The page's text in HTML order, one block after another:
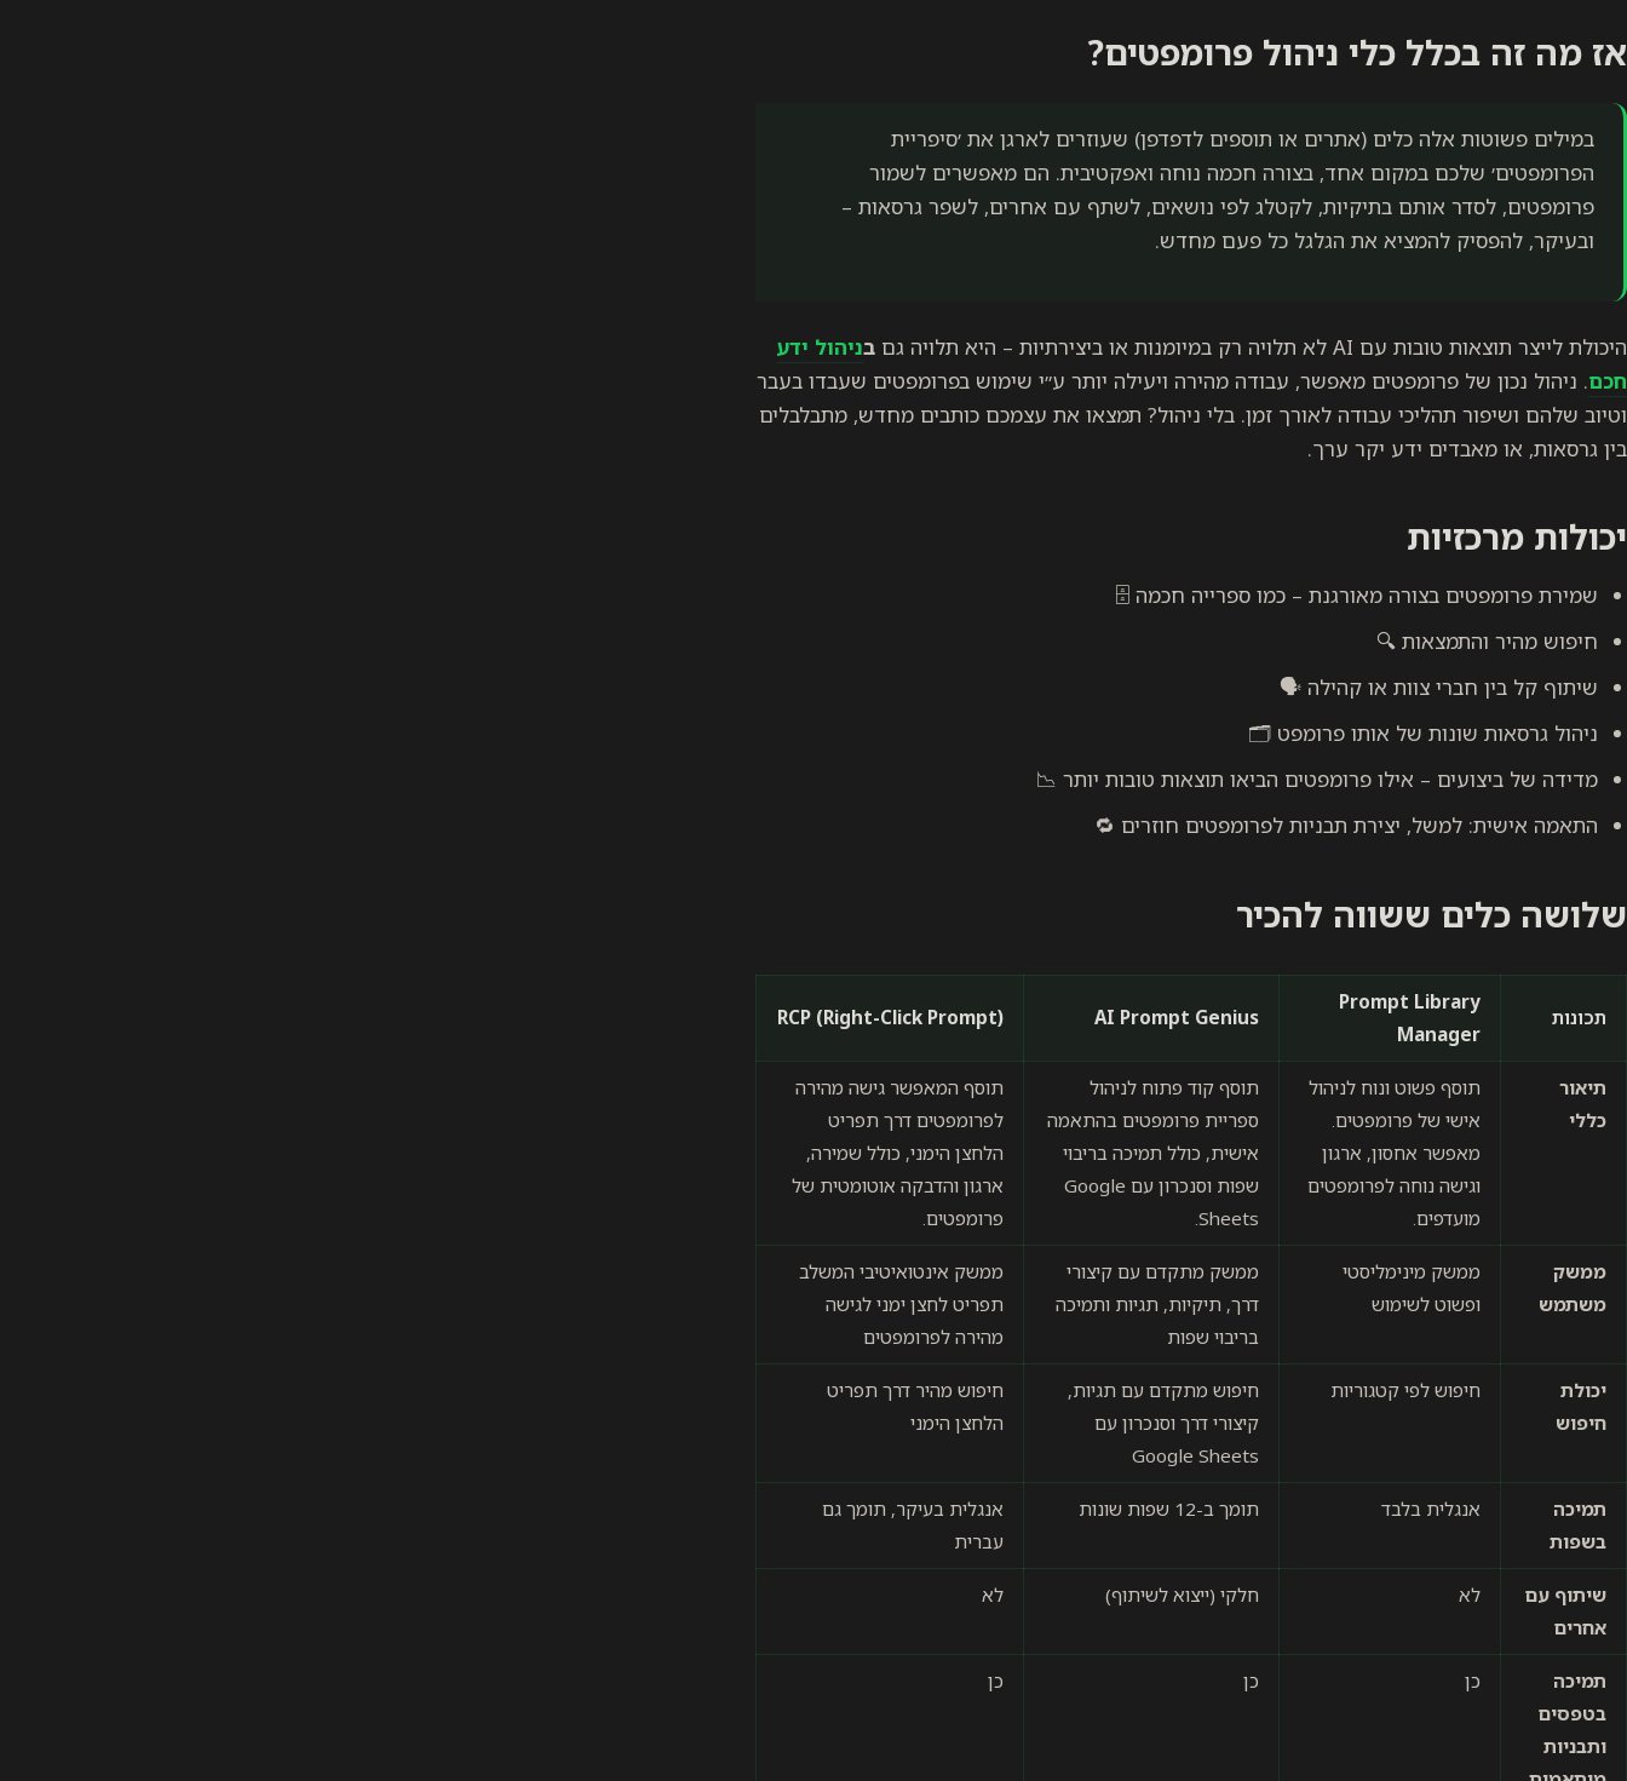
אז מה זה בכלל כלי ניהול פרומפטים?
במילים פשוטות אלה כלים (אתרים או תוספים לדפדפן) שעוזרים לארגן את ׳סיפריית
הפרומפטים׳ שלכם במקום אחד, בצורה חכמה נוחה ואפקטיבית. הם מאפשרים לשמור
פרומפטים, לסדר אותם בתיקיות, לקטלג לפי נושאים, לשתף עם אחרים, לשפר גרסאות –
ובעיקר, להפסיק להמציא את הגלגל כל פעם מחדש.
היכולת לייצר תוצאות טובות עם AI לא תלויה רק במיומנות או ביצירתיות – היא תלויה גם בניהול ידע
חכם. ניהול נכון של פרומפטים מאפשר, עבודה מהירה ויעילה יותר ע״י שימוש בפרומפטים שעבדו בעבר
וטיוב שלהם ושיפור תהליכי עבודה לאורך זמן. בלי ניהול? תמצאו את עצמכם כותבים מחדש, מתבלבלים
בין גרסאות, או מאבדים ידע יקר ערך.
יכולות מרכזיות
שמירת פרומפטים בצורה מאורגנת – כמו ספרייה חכמה 🗄️
חיפוש מהיר והתמצאות 🔍
שיתוף קל בין חברי צוות או קהילה 🗣️
ניהול גרסאות שונות של אותו פרומפט 🗂️
מדידה של ביצועים – אילו פרומפטים הביאו תוצאות טובות יותר 📉
התאמה אישית: למשל, יצירת תבניות לפרומפטים חוזרים 🔁
שלושה כלים ששווה להכיר
תכונות
Prompt Library
Manager
AI Prompt Genius
RCP (Right-Click Prompt)
תיאור
כללי
תוסף פשוט ונוח לניהול
אישי של פרומפטים.
מאפשר אחסון, ארגון
וגישה נוחה לפרומפטים
מועדפים.
תוסף קוד פתוח לניהול
ספריית פרומפטים בהתאמה
אישית, כולל תמיכה בריבוי
שפות וסנכרון עם Google
Sheets.
תוסף המאפשר גישה מהירה
לפרומפטים דרך תפריט
הלחצן הימני, כולל שמירה,
ארגון והדבקה אוטומטית של
פרומפטים.
ממשק
משתמש
ממשק מינימליסטי
ופשוט לשימוש
ממשק מתקדם עם קיצורי
דרך, תיקיות, תגיות ותמיכה
בריבוי שפות
ממשק אינטואיטיבי המשלב
תפריט לחצן ימני לגישה
מהירה לפרומפטים
יכולת
חיפוש
חיפוש לפי קטגוריות
חיפוש מתקדם עם תגיות,
קיצורי דרך וסנכרון עם
Google Sheets
חיפוש מהיר דרך תפריט
הלחצן הימני
תמיכה
בשפות
אנגלית בלבד תומך ב-12 שפות שונות
אנגלית בעיקר, תומך גם
עברית
שיתוף עם
אחרים
לא חלקי (ייצוא לשיתוף) לא
תמיכה
בטפסים
ותבניות
כן כן כן